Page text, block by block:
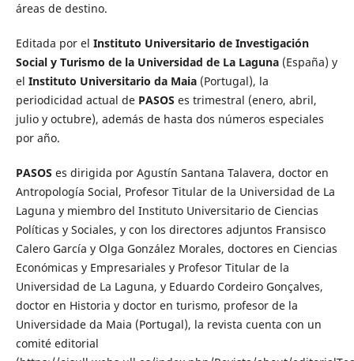
áreas de destino.
Editada por el Instituto Universitario de Investigación
Social y Turismo de la Universidad de La Laguna(España) y
el Instituto Universitario da Maia(Portugal), la
periodicidad actual de PASOS es trimestral (enero, abril,
julio y octubre), además de hasta dos números especiales
por año.
PASOS es dirigida por Agustín Santana Talavera, doctor en
Antropología Social, Profesor Titular de la Uni­versidad de La
Laguna y miembro del Instituto Universitario de Ciencias
Políticas y Sociales, y con los directores adjuntos Fransisco
Calero García y Olga González Morales, doctores en Ciencias
Económicas y Empresariales y Profesor Titular de la
Universidad de La Laguna, y Eduardo Cordeiro Gonçalves,
doctor en Historia y doctor en turismo, profesor de la
Universidade da Maia (Portugal), la revista cuenta con un
comité editorial